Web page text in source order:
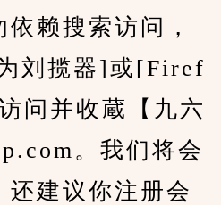
赖搜索访问，
刘揽器]或[Firef
问并收蔵【九六
。我们将会
还建议你注册会